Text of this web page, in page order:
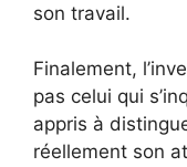
son travail.
Finalement,
pas celui qui
appris à
réellement son